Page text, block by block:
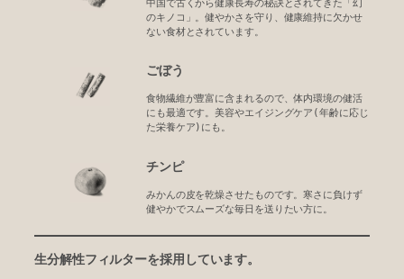
のキノコ」。健やかさを守り、健康維持に欠かせ
ない食材とされています。
ごぼう
食物繊維が豊富に含まれるので、体内環境の健活
にも最適です。美容やエイジングケア(年齢に応じ
た栄養ケア)にも。
チンピ
みかんの皮を乾燥させたものです。寒さに負けず
健やかでスムーズな毎日を送りたい方に。
生分解性フィルターを採用しています。